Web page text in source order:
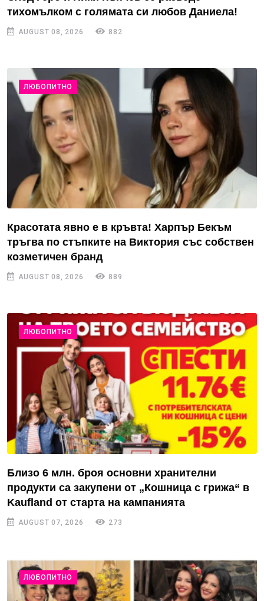
тихомълком с голямата си любов Даниела!
AUGUST 08, 2026 882
ЛЮБОПИТНО
Красотата явно е в кръвта! Харпър Бекъм
тръгва по стъпките на Виктория със собствен
козметичен бранд
AUGUST 08, 2026 889
ЛЮБОПИТНО
Близо 6 млн. броя основни хранителни
продукти са закупени от „Кошница с грижа“ в
Kaufland от старта на кампанията
AUGUST 07, 2026 273
ЛЮБОПИТНО